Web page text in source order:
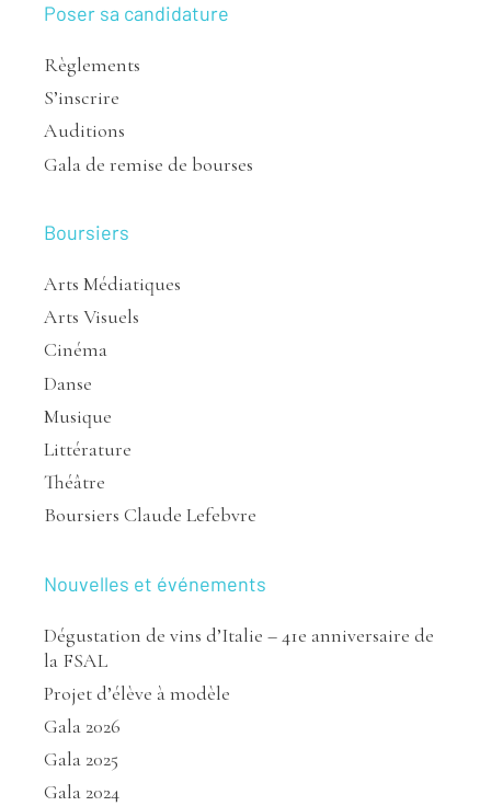
Poser sa candidature
Règlements
S’inscrire
Auditions
Gala de remise de bourses
Boursiers
Arts Médiatiques
Arts Visuels
Cinéma
Danse
Musique
Littérature
Théâtre
Boursiers Claude Lefebvre
Nouvelles et événements
Dégustation de vins d’Italie – 41e anniversaire de
la FSAL
Projet d’élève à modèle
Gala 2026
Gala 2025
Gala 2024